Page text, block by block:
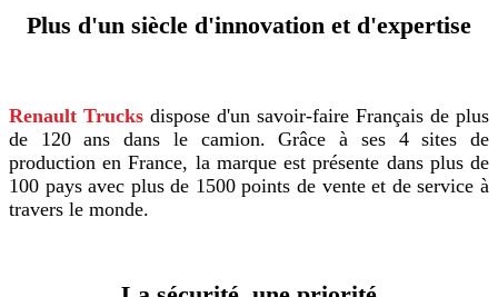
Plus d'un siècle d'innovation et d'expertise
Renault Trucks dispose d'un savoir-faire Français de plus
de 120 ans dans le camion. Grâce à ses 4 sites de
production en France, la marque est présente dans plus de
100 pays avec plus de 1500 points de vente et de service à
travers le monde.